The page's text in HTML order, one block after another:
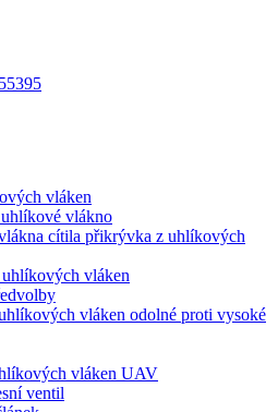
vláken
uhlíkové vlákno
cítila přikrývka z uhlíkových
vláken
vláken odolné proti vysoké
vláken UAV
ventil